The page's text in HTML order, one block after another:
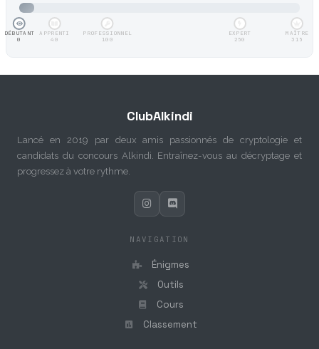
DÉBUTANT
0
APPRENTI
40
PROFESSIONNEL
100
EXPERT
250
MAÎTRE
315
ClubAlkindi
Lancé en 2019 par deux amis passionnés de cryptologie et
candidats du concours Alkindi. Entraînez-vous au décryptage et
progressez à votre rythme.
NAVIGATION
Énigmes
Outils
Cours
Classement